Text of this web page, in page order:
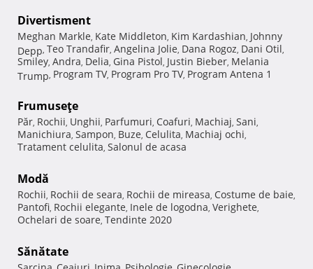
Divertisment
Meghan Markle, Kate Middleton, Kim Kardashian, Johnny
Depp, Teo Trandafir, Angelina Jolie, Dana Rogoz, Dani Otil,
Smiley, Andra, Delia, Gina Pistol, Justin Bieber, Melania
Trump, Program TV, Program Pro TV, Program Antena 1
Frumuseţe
Păr, Rochii, Unghii, Parfumuri, Coafuri, Machiaj, Sani,
Manichiura, Sampon, Buze, Celulita, Machiaj ochi,
Tratament celulita, Salonul de acasa
Modă
Rochii, Rochii de seara, Rochii de mireasa, Costume de baie,
Pantofi, Rochii elegante, Inele de logodna, Verighete,
Ochelari de soare, Tendinte 2020
Sănătate